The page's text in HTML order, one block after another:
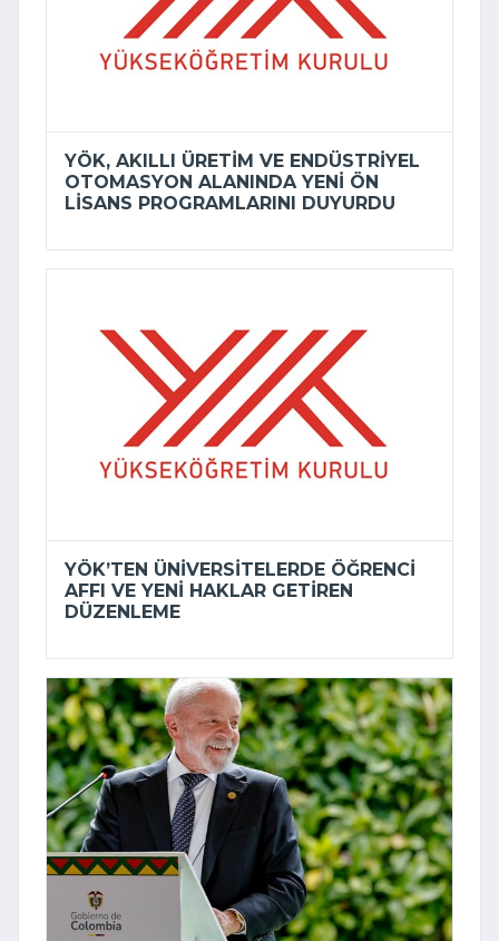
YÖK, AKILLI ÜRETIM VE ENDÜSTRIYEL
OTOMASYON ALANINDA YENI ÖN
LISANS PROGRAMLARINI DUYURDU
YÖK’TEN ÜNIVERSITELERDE ÖĞRENCI
AFFI VE YENI HAKLAR GETIREN
DÜZENLEME